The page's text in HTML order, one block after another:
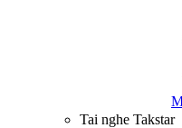
Tai nghe Takstar